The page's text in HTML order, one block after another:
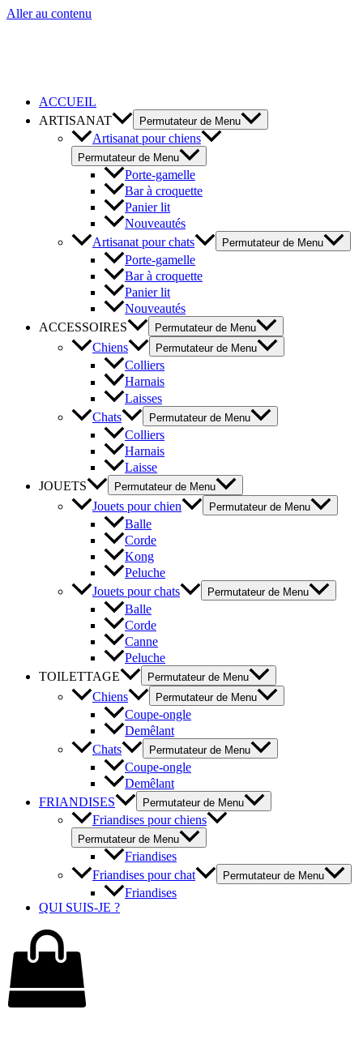
Aller au contenu
ACCUEIL
ARTISANAT
Permutateur de Menu
Artisanat pour chiens
Permutateur de Menu
Porte-gamelle
Bar à croquette
Panier lit
Nouveautés
Artisanat pour chats
Permutateur de Menu
Porte-gamelle
Bar à croquette
Panier lit
Nouveautés
ACCESSOIRES
Permutateur de Menu
Chiens Permutateur de Menu
Colliers
Harnais
Laisses
Chats
Permutateur de Menu
Colliers
Harnais
Laisse
JOUETS
Permutateur de Menu
Jouets pour chien Permutateur de Menu
Balle
Corde
Kong
Peluche
Jouets pour chats
Permutateur de Menu
Balle
Corde
Canne
Peluche
TOILETTAGE
Permutateur de Menu
Chiens Permutateur de Menu
Coupe-ongle
Demêlant
Chats
Permutateur de Menu
Coupe-ongle
Demêlant
FRIANDISES
Permutateur de Menu
Friandises pour chiens
Permutateur de Menu
Friandises
Friandises pour chat
Permutateur de Menu
Friandises
QUI SUIS-JE ?